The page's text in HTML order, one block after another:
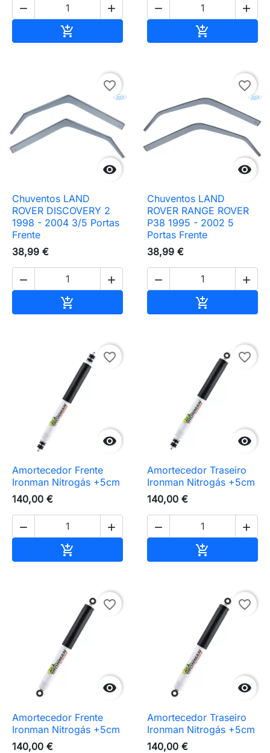
 

 


favorite_border
Chuventos LAND
ROVER DISCOVERY 2
1998 - 2004 3/5 Portas
Frente
38,99 €
 


favorite_border
Chuventos LAND
ROVER RANGE ROVER
P38 1995 - 2002 5
Portas Frente
38,99 €
 


favorite_border
Amortecedor Frente
Ironman Nitrogás +5cm
140,00 €
 


favorite_border
Amortecedor Traseiro
Ironman Nitrogás +5cm
140,00 €
 


favorite_border
Amortecedor Frente
Ironman Nitrogás +5cm
140,00 €

favorite_border
Amortecedor Traseiro
Ironman Nitrogás +5cm
140,00 €